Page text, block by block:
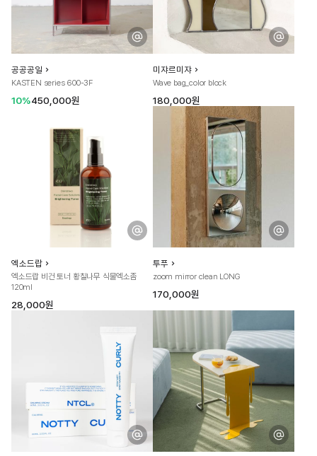
공공공일
KASTEN series 600-3F
10%450,000원
미쟈르미쟈
Wave bag_color block
180,000원
엑소드랍
엑소드랍 비건 토너 황칠나무 식물엑소좀
120ml
28,000원
투푸
zoom mirror clean LONG
170,000원